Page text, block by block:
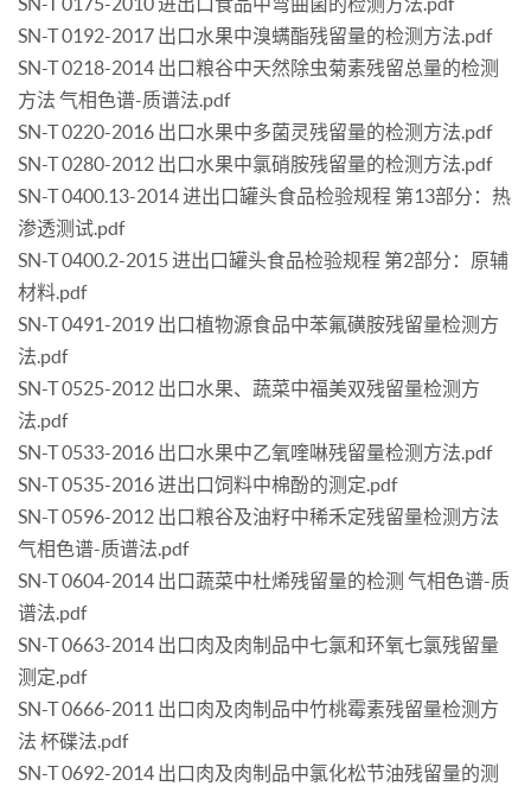
SN-T 0192-2017 出口水果中溴螨酯残留量的检测方法.pdf
SN-T 0218-2014 出口粮谷中天然除虫菊素残留总量的检测
方法 气相色谱-质谱法.pdf
SN-T 0220-2016 出口水果中多菌灵残留量的检测方法.pdf
SN-T 0280-2012 出口水果中氯硝胺残留量的检测方法.pdf
SN-T 0400.13-2014 进出口罐头食品检验规程 第13部分：热
渗透测试.pdf
SN-T 0400.2-2015 进出口罐头食品检验规程 第2部分：原辅
材料.pdf
SN-T 0491-2019 出口植物源食品中苯氟磺胺残留量检测方
法.pdf
SN-T 0525-2012 出口水果、蔬菜中福美双残留量检测方
法.pdf
SN-T 0533-2016 出口水果中乙氧喹啉残留量检测方法.pdf
SN-T 0535-2016 进出口饲料中棉酚的测定.pdf
SN-T 0596-2012 出口粮谷及油籽中稀禾定残留量检测方法
气相色谱-质谱法.pdf
SN-T 0604-2014 出口蔬菜中杜烯残留量的检测 气相色谱-质
谱法.pdf
SN-T 0663-2014 出口肉及肉制品中七氯和环氧七氯残留量
测定.pdf
SN-T 0666-2011 出口肉及肉制品中竹桃霉素残留量检测方
法 杯碟法.pdf
SN-T 0692-2014 出口肉及肉制品中氯化松节油残留量的测